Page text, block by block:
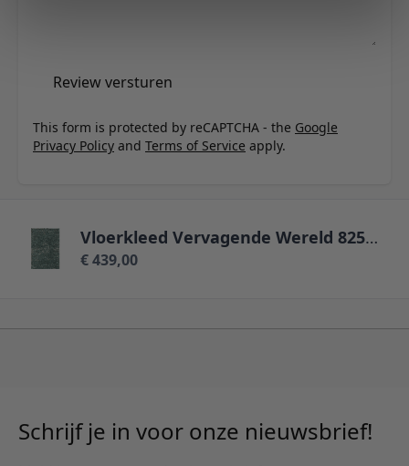
Review versturen
This form is protected by reCAPTCHA - the Google
Privacy Policy and Terms of Service apply.
Vloerkleed Vervagende Wereld 8258 - 140 x 200 cm
€ 439,00
Schrijf je in voor onze nieuwsbrief!